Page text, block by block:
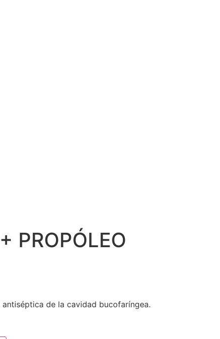
PROPÓLEO
de la cavidad bucofaríngea.